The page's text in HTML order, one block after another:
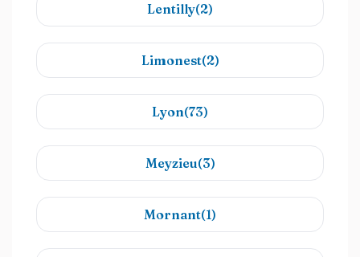
Lentilly(2)
Limonest(2)
Lyon(73)
Meyzieu(3)
Mornant(1)